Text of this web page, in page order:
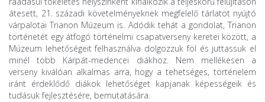
átesett, 21. századi követelményeknek megfelelő tárlatot nyújtó
várpalotai Trianon Múzeum is. Adódik tehát a gondolat, Trianon
történetét egy átfogó történelmi csapatverseny keretei között, a
Múzeum lehetőségeit felhasználva dolgozzuk föl és juttassuk el
minél több Kárpát-medencei diákhoz. Nem mellékesen a
verseny kiválóan alkalmas arra, hogy a tehetséges, történelem
iránt érdeklődő diákok lehetőséget kapjanak képességeik és
tudásuk fejlesztésére, bemutatására.